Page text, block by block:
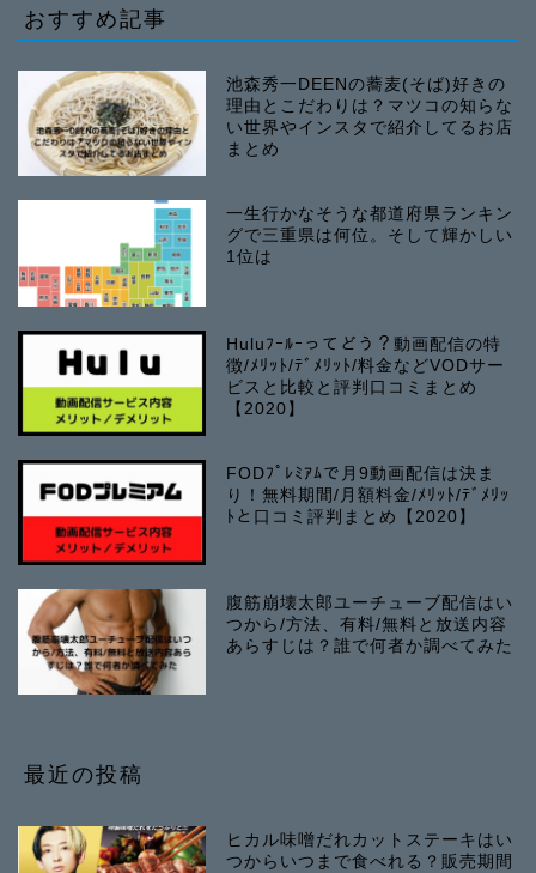
おすすめ記事
池森秀一DEENの蕎麦(そば)好きの
理由とこだわりは？マツコの知らな
い世界やインスタで紹介してるお店
まとめ
一生行かなそうな都道府県ランキン
グで三重県は何位。そして輝かしい
1位は
Huluﾌｰﾙｰってどう？動画配信の特
徴/ﾒﾘｯﾄ/ﾃﾞﾒﾘｯﾄ/料金などVODサー
ビスと比較と評判口コミまとめ
【2020】
FODﾌﾟﾚﾐｱﾑで月9動画配信は決ま
り！無料期間/月額料金/ﾒﾘｯﾄ/ﾃﾞﾒﾘｯ
ﾄと口コミ評判まとめ【2020】
腹筋崩壊太郎ユーチューブ配信はい
つから/方法、有料/無料と放送内容
あらすじは？誰で何者か調べてみた
最近の投稿
ヒカル味噌だれカットステーキはい
つからいつまで食べれる？販売期間